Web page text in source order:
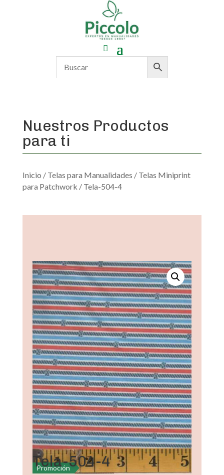
Nuestros Productos
para ti
Inicio / Telas para Manualidades / Telas Miniprint
para Patchwork / Tela-504-4
Promoción
Tela-504-4